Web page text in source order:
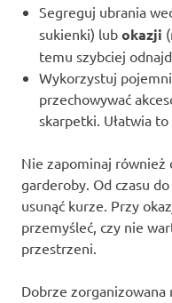
Segreguj ubrania
sukienki) lub okazji
temu szybciej
Wykorzystuj
przechowywać
skarpetki. Ułatwia
Nie zapominaj również
garderoby. Od czasu
usunąć kurze. Przy
przemyśleć, czy nie
przestrzeni.
Dobrze zorganizowana